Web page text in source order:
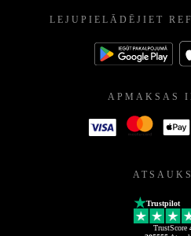
LEJUPIELĀDĒJIET
APMAKSAS
Trustpilot
TrustScore